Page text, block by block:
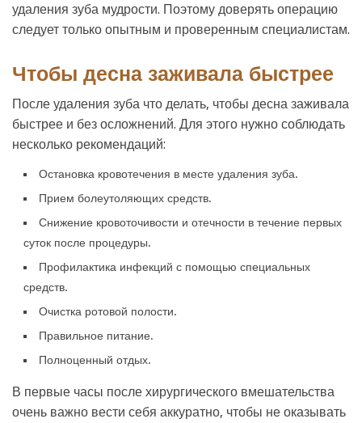
удаления зуба мудрости. Поэтому доверять операцию
следует только опытным и проверенным специалистам.
Чтобы десна заживала быстрее
После удаления зуба что делать, чтобы десна заживала
быстрее и без осложнений. Для этого нужно соблюдать
несколько рекомендаций:
Остановка кровотечения в месте удаления зуба.
Прием болеутоляющих средств.
Снижение кровоточивости и отечности в течение первых
суток после процедуры.
Профилактика инфекций с помощью специальных
средств.
Очистка ротовой полости.
Правильное питание.
Полноценный отдых.
В первые часы после хирургического вмешательства
очень важно вести себя аккуратно, чтобы не оказывать